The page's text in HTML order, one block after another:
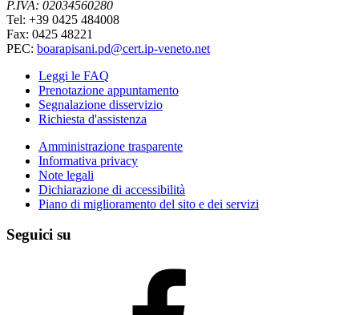
P.IVA: 02034560280
Tel: +39 0425 484008
Fax: 0425 48221
PEC: boarapisani.pd@cert.ip-veneto.net
Leggi le FAQ
Prenotazione appuntamento
Segnalazione disservizio
Richiesta d'assistenza
Amministrazione trasparente
Informativa privacy
Note legali
Dichiarazione di accessibilità
Piano di miglioramento del sito e dei servizi
Seguici su